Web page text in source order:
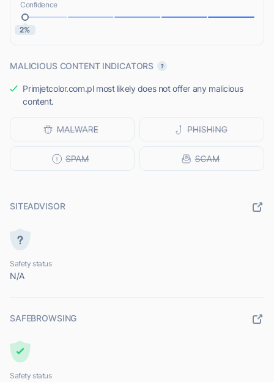
Confidence
2%
MALICIOUS CONTENT INDICATORS
Primjetcolor.com.pl most likely does not offer any malicious
content.
SITEADVISOR
Safety status
N/A
SAFEBROWSING
Safety status